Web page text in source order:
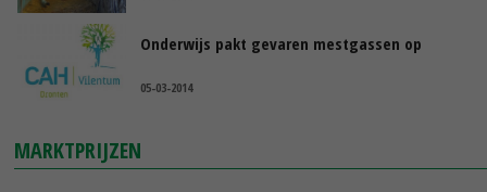
Onderwijs pakt gevaren mestgassen op
05-03-2014
MARKTPRIJZEN